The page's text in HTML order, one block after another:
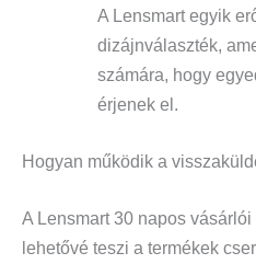
A Lensmart egyik
dizájnválaszték,
számára, hogy
érjenek el.
Hogyan működik a
A Lensmart 30 napos
lehetővé teszi a termékek